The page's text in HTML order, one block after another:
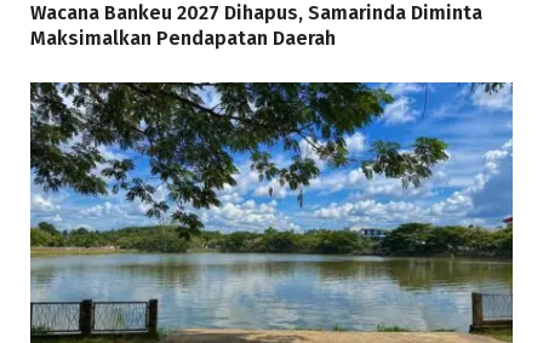
Wacana Bankeu 2027 Dihapus, Samarinda Diminta
Maksimalkan Pendapatan Daerah